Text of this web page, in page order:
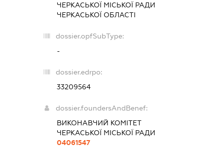
ЧЕРКАСЬКОЇ МІСЬКОЇ РАДИ
ЧЕРКАСЬКОЇ ОБЛАСТІ
dossier.opfSubType:
-
dossier.edrpo:
33209564
dossier.foundersAndBenef:
ВИКОНАВЧИЙ КОМІТЕТ
ЧЕРКАСЬКОЇ МІСЬКОЇ РАДИ
04061547